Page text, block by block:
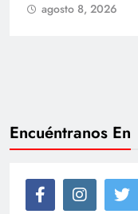
agosto 8, 2026
Encuéntranos En